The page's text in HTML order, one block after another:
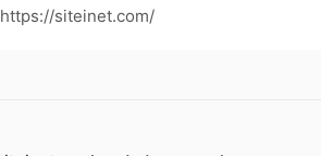
https://siteinet.com/